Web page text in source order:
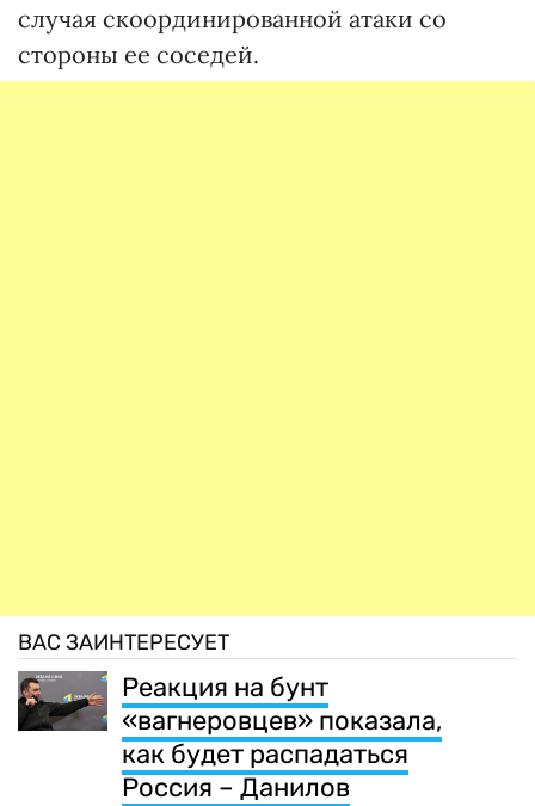
случая скоординированной атаки со
стороны ее соседей.
ВАС ЗАИНТЕРЕСУЕТ
Реакция на бунт
«вагнеровцев» показала,
как будет распадаться
Россия – Данилов